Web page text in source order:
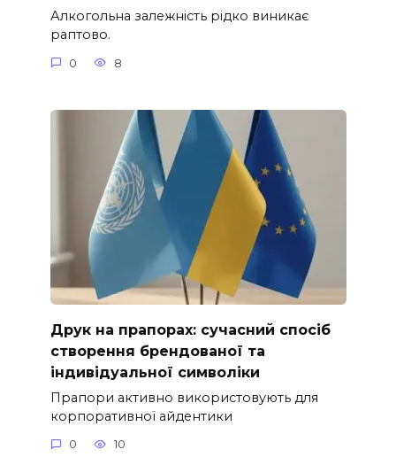
Алкогольна залежність рідко виникає
раптово.
0 8
Друк на прапорах: сучасний спосіб
створення брендованої та
індивідуальної символіки
Прапори активно використовують для
корпоративної айдентики
0 10